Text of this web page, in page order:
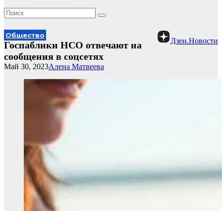
Дзен.Новости
Общество
Госпаблики НСО отвечают на
сообщения в соцсетях
Алена Матвеева
Май 30, 2023